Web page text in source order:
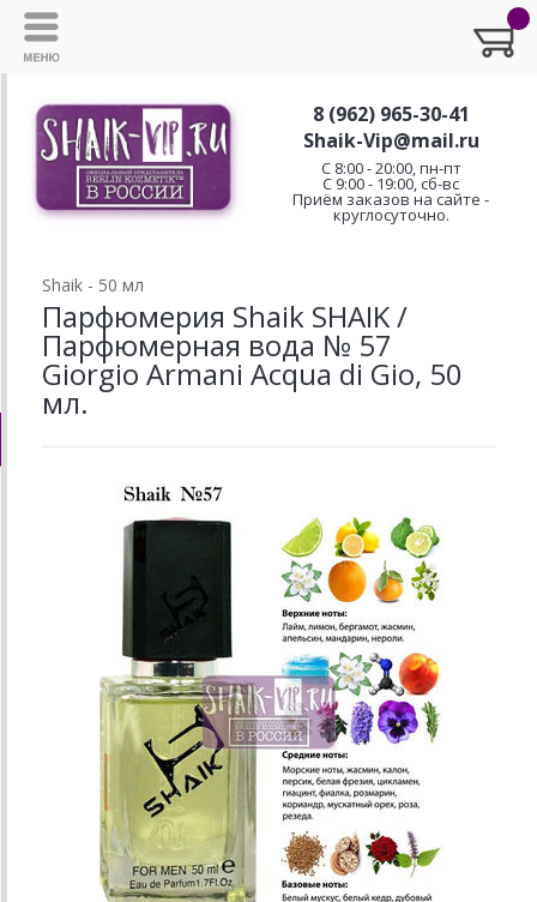
8 (962) 965-30-41
Shaik-Vip@mail.ru
C 8:00 - 20:00, пн-пт
С 9:00 - 19:00, сб-вс
Приём заказов на сайте -
круглосуточно.
Shaik - 50 мл
Парфюмерия Shaik SHAIK /
Парфюмерная вода № 57
Giorgio Armani Acqua di Gio, 50
мл.